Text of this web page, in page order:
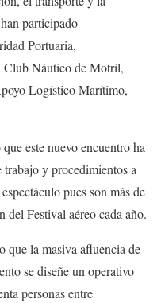
participado
Portuaria,
Club Náutico de Motril,
Logístico Marítimo,
este nuevo encuentro ha
trabajo y procedimientos a
pues son más de
del Festival aéreo cada año.
que la masiva afluencia de
se diseñe un operativo
personas entre